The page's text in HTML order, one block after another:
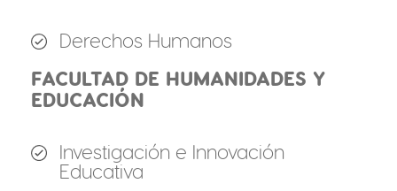
Derechos Humanos
FACULTAD DE HUMANIDADES Y
EDUCACIÓN
Investigación e Innovación
Educativa